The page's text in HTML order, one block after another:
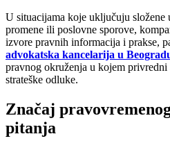
U situacijama koje uključuju složene
promene ili poslovne sporove,
izvore pravnih informacija i prakse,
advokatska kancelarija u
pravnog okruženja u kojem
strateške odluke.
Značaj
pitanja